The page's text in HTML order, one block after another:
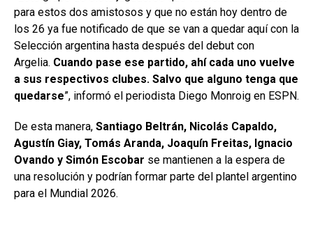
para estos dos amistosos y que no están hoy dentro de
los 26 ya fue notificado de que se van a quedar aquí con la
Selección argentina hasta después del debut con
Argelia. Cuando pase ese partido, ahí cada uno vuelve
a sus respectivos clubes. Salvo que alguno tenga que
quedarse”, informó el periodista Diego Monroig en ESPN.
De esta manera, Santiago Beltrán, Nicolás Capaldo,
Agustín Giay, Tomás Aranda, Joaquín Freitas, Ignacio
Ovando y Simón Escobar se mantienen a la espera de
una resolución y podrían formar parte del plantel argentino
para el Mundial 2026.